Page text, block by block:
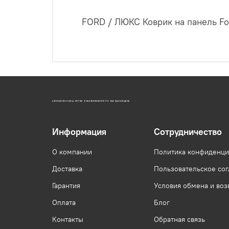
FORD / ЛЮКС Коврик на панель
АВТОАКСЕССУАРЫ ОПТОМ В ЕКАТЕРИНБУРГЕ ПО ВЫГОДНОЙ ЦЕНЕ
Информация
О компании
Доставка
Гарантия
Оплата
Контакты
Сотрудничество
Политика
Пользовательское
Условия обмена и
Блог
Обратная связь